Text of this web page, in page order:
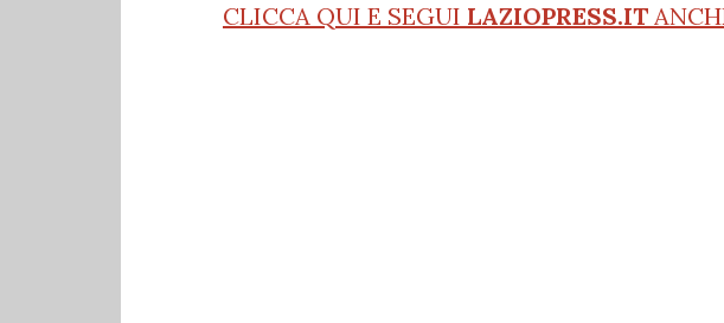
CLICCA QUI E SEGUI LAZIOPRESS.IT